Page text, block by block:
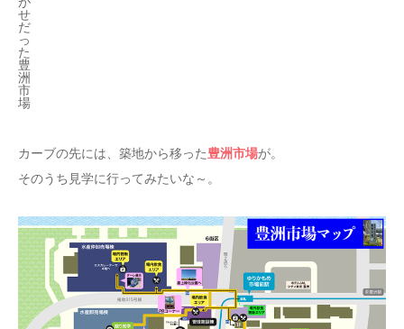
せ
だ
っ
た
豊
洲
市
場
カーブの先には、築地から移った豊洲市場が。
そのうち見学に行ってみたいな～。